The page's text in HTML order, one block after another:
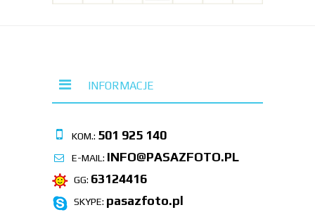
INFORMACJE
KOM.: 501 925 140
E-MAIL: INFO@PASAZFOTO.PL
GG: 63124416
SKYPE: pasazfoto.pl